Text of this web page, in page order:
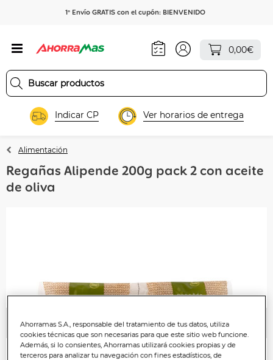
1º Envío GRATIS con el cupón: BIENVENIDO
0,00€
Indicar CP Ver horarios de entrega
Alimentación
Regañas Alipende 200g pack 2 con aceite
de oliva
Anterior
Ahorramas S.A., responsable del tratamiento de tus datos, utiliza
cookies técnicas que son necesarias para que este sitio web funcione.
Además, si lo consientes, Ahorramas utilizará cookies propias y de
terceros para analizar tu navegación con fines estadísticos, de